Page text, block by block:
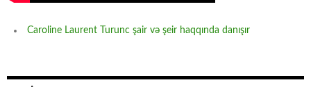
Caroline Laurent Turunc şair və şeir haqqında danışır